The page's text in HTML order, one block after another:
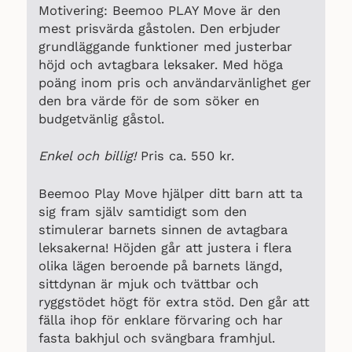
Motivering: Beemoo PLAY Move är den
mest prisvärda gåstolen. Den erbjuder
grundläggande funktioner med justerbar
höjd och avtagbara leksaker. Med höga
poäng inom pris och användarvänlighet ger
den bra värde för de som söker en
budgetvänlig gåstol.
Enkel och billig!Pris ca. 550 kr.
Beemoo Play Move hjälper ditt barn att ta
sig fram själv samtidigt som den
stimulerar barnets sinnen de avtagbara
leksakerna! Höjden går att justera i flera
olika lägen beroende på barnets längd,
sittdynan är mjuk och tvättbar och
ryggstödet högt för extra stöd. Den går att
fälla ihop för enklare förvaring och har
fasta bakhjul och svängbara framhjul.